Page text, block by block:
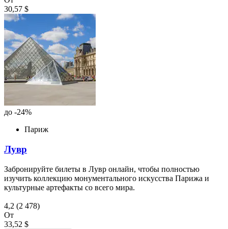
30,57 $
до -24%
Париж
Лувр
Забронируйте билеты в Лувр онлайн, чтобы полностью
изучить коллекцию монументального искусства Парижа и
культурные артефакты со всего мира.
4,2 (2 478)
От
33,52 $